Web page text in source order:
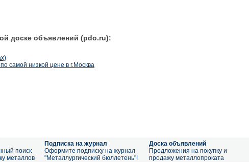
доске объявлений (pdo.ru):
самой низкой цене в г.Москва
поиск
металлов
Подписка на журнал
Оформите подписку на журнал
"Металлургический бюллетень"!
Доска объявлений
Предложения на покупку и
продажу металлопроката